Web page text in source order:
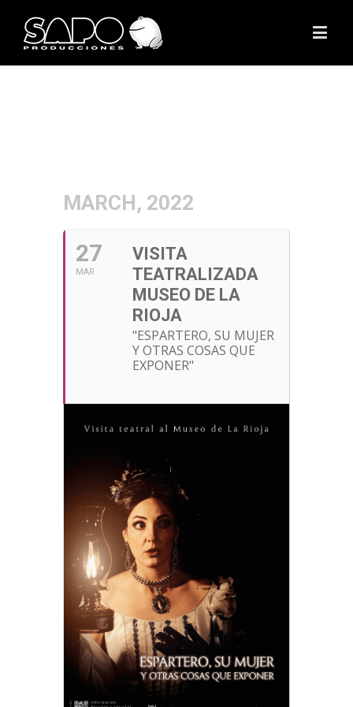
MARCH, 2022
27
MAR
VISITA
TEATRALIZADA
MUSEO DE LA
RIOJA
"ESPARTERO, SU MUJER
Y OTRAS COSAS QUE
EXPONER"